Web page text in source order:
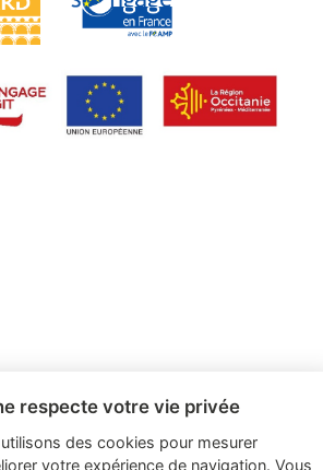
respecte votre vie privée
des cookies pour mesurer
votre expérience de navigation. Vous